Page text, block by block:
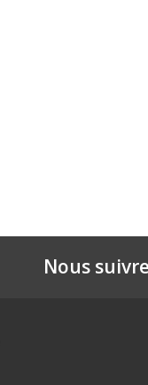
Nous suivre